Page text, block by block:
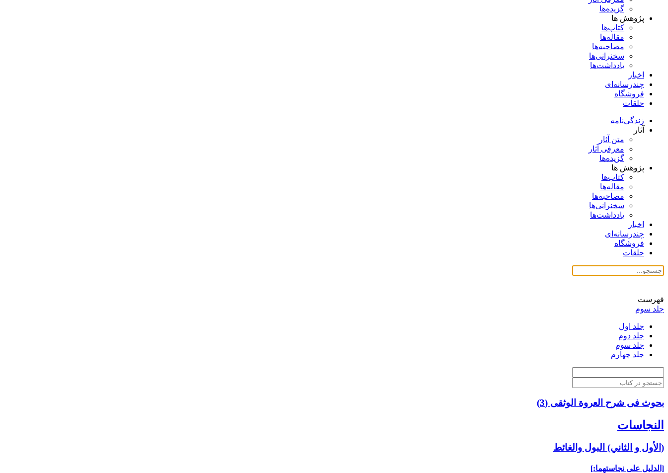
گزیده‌ها
پژوهش ها
کتاب‌ها
مقاله‌ها
مصاحبه‌ها
سخنرانی‌ها
یادداشت‌ها
اخبار
چندرسانه‌ای
فروشگاه
حلقات
زندگی‌نامه
آثار
متن آثار
معرفی آثار
گزیده‌ها
پژوهش ها
کتاب‌ها
مقاله‌ها
مصاحبه‌ها
سخنرانی‌ها
یادداشت‌ها
اخبار
چندرسانه‌ای
فروشگاه
حلقات
فهرست
جلد سوم
جلد اول
جلد دوم
جلد سوم
جلد چهارم
بحوث فی شرح العروة الوثقی (3)
النجاسات‏
(الأول و الثاني) البول والغائط
[الدليل على نجاستهما:]